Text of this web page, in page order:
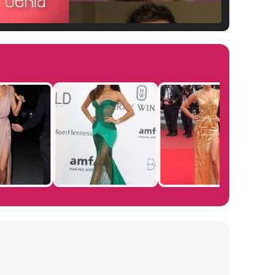
Manu Baqueiro: "Tuve como referente a Bruce Willis en 'Luz de Luna' para mi trabajo en la serie 'Perdiendo el juicio'"
Magdalena de Suecia responde a las críticas y explica por qué le han permitido lanzar su propio negocio